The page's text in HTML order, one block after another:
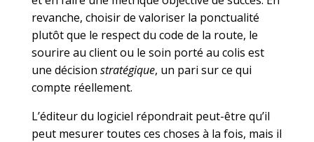
revanche, choisir de valoriser la ponctualité
plutôt que le respect du code de la route, le
sourire au client ou le soin porté au colis est
une décision stratégique, un pari sur ce qui
compte réellement.
L’éditeur du logiciel répondrait peut-être qu’il
peut mesurer toutes ces choses à la fois, mais il